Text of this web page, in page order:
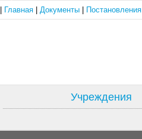
Главная Документы Постановления
Учреждения